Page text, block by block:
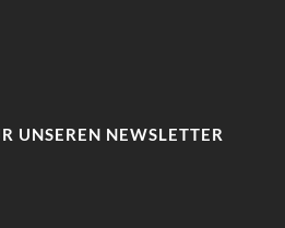
UNSEREN NEWSLETTER